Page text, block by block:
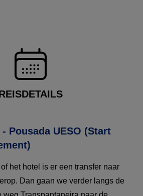
- Pousada UESO (Start
het hotel is er een transfer naar
Dan gaan we verder langs de